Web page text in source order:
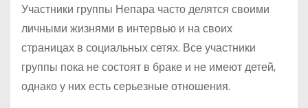
Участники группы Непара часто делятся своими
личными жизнями в интервью и на своих
страницах в социальных сетях. Все участники
группы пока не состоят в браке и не имеют детей,
однако у них есть серьезные отношения.